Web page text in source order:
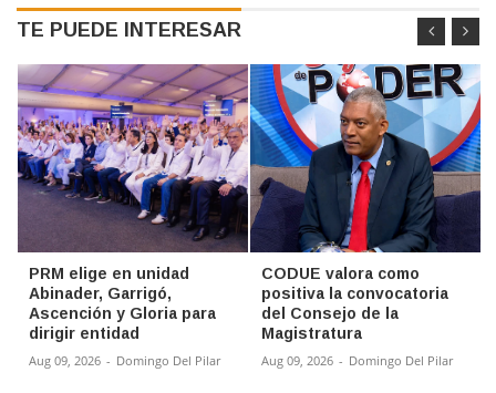
TE PUEDE INTERESAR
PRM elige en unidad
Abinader, Garrigó,
Ascención y Gloria para
dirigir entidad
Aug 09, 2026 - Domingo Del Pilar
CODUE valora como
positiva la convocatoria
del Consejo de la
Magistratura
Aug 09, 2026 - Domingo Del Pilar